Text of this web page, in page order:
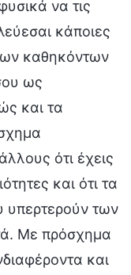
να τις
κάποιες
καθηκόντων
ως
και τα
ότι έχεις
και ότι τα
υπερτερούν των
Με πρόσχημα
και